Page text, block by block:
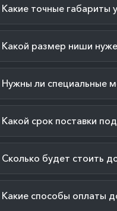
Какие точные габариты
Какой размер ниши
Нужны ли специальные
Какой срок поставки
Сколько будет стоить
Какие способы оплаты